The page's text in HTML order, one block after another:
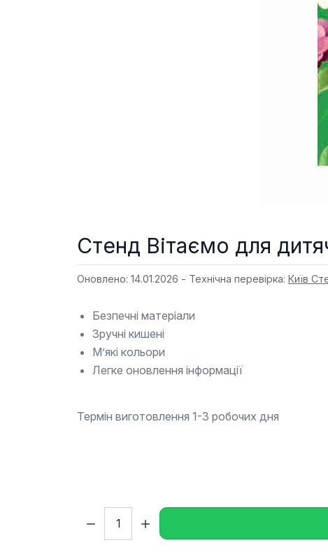
Стенд Вітаємо для
Оновлено: 14.01.2026 - Технічна перевірка: Київ
Безпечні матеріали
Зручні кишені
М’які кольори
Легке оновлення інформації
Термін виготовлення 1-3 робочих дня